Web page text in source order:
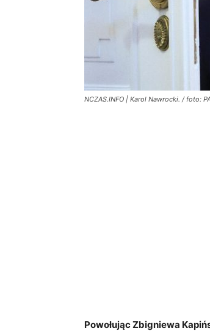
NCZAS.INFO | Karol Nawrocki. / foto:
Powołując Zbigniewa